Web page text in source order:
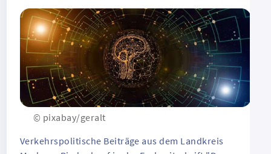
© pixabay/geralt
Verkehrspolitische Beiträge aus dem Landkreis